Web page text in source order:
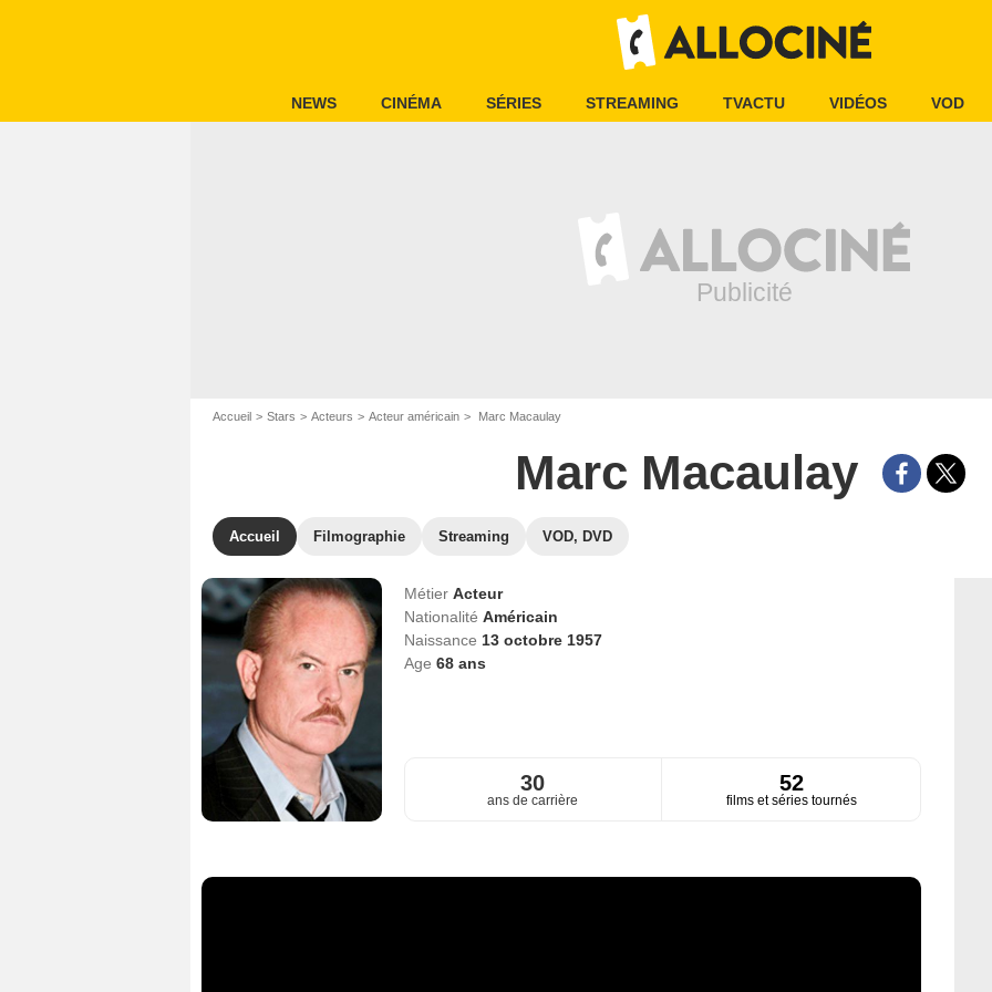
NEWS CINÉMA SÉRIES STREAMING TVACTU VIDÉOS VOD
Accueil Stars Acteurs Acteur américain Marc Macaulay
Marc Macaulay
Accueil Filmographie Streaming VOD, DVD
Métier Acteur
Nationalité Américain
Naissance 13 octobre 1957
Age 68ans
30
ans de carrière
52
films et séries tournés